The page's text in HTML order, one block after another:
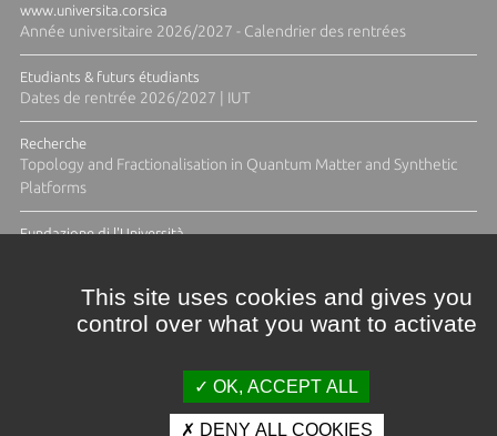
www.universita.corsica
Année universitaire 2026/2027 - Calendrier des rentrées
Etudiants & futurs étudiants
Dates de rentrée 2026/2027 | IUT
Recherche
Topology and Fractionalisation in Quantum Matter and Synthetic
Platforms
Fundazione di l'Università
This site uses cookies and gives you
control over what you want to activate
OK, ACCEPT ALL
DENY ALL COOKIES